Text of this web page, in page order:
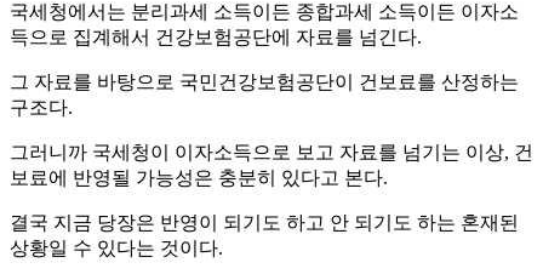
국세청에서는 분리과세 소득이든 종합과세 소득이든 이자소
득으로 집계해서 건강보험공단에 자료를 넘긴다.
그 자료를 바탕으로 국민건강보험공단이 건보료를 산정하는
구조다.
그러니까 국세청이 이자소득으로 보고 자료를 넘기는 이상, 건
보료에 반영될 가능성은 충분히 있다고 본다.
결국 지금 당장은 반영이 되기도 하고 안 되기도 하는 혼재된
상황일 수 있다는 것이다.